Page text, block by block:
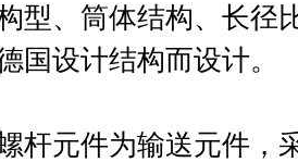
型、筒体结构、长径
国设计结构而设计。
元件为输送元件，